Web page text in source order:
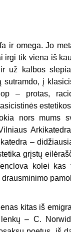
ir omega. Jo
irgi tik viena iš
už kalbos
sutramdo, į
– protas,
nors mums
–
grįstų
kolei kas
kitas iš
– C.